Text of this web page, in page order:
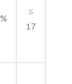
%
≤
17